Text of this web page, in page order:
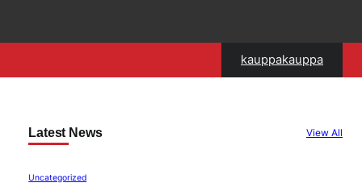
kauppakauppa
Latest News View All
Uncategorized